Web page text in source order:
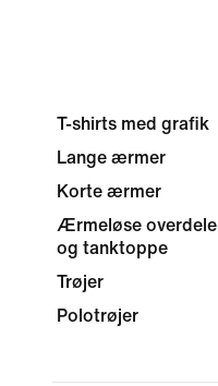
T-shirts med grafik
Lange ærmer
Korte ærmer
Ærmeløse overdele
og tanktoppe
Trøjer
Polotrøjer